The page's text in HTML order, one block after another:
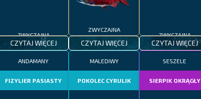
CZYTAJ WIĘCEJ
ZWYCZAJNA
CZYTAJ WIĘCEJ CZYTAJ WIĘCEJ
ANDAMANY
FIZYLIER PASIASTY
MALEDIWY
POKOLEC CYRULIK
SESZELE
SIERPIK OKRĄGŁY